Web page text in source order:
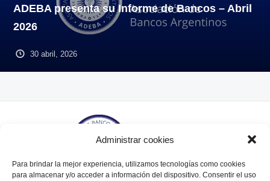
Administrar cookies
Para brindar la mejor experiencia, utilizamos tecnologías como cookies
para almacenar y/o acceder a información del dispositivo. Consentir el uso
ADEBA presenta su Informe de Bancos – Abril
2026
30 abril, 2026